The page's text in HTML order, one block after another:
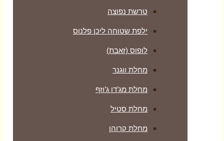
טרשת נפוצה
ילפת שטוחה ליכן פלנוס
לופוס (זאבת)
מחלת ווגנר
מחלת מג’דו ג’וזף
מחלת סטיל
מחלת קרוהן